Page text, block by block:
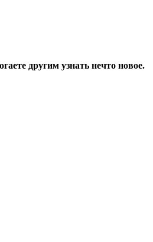
другим узнать нечто новое.